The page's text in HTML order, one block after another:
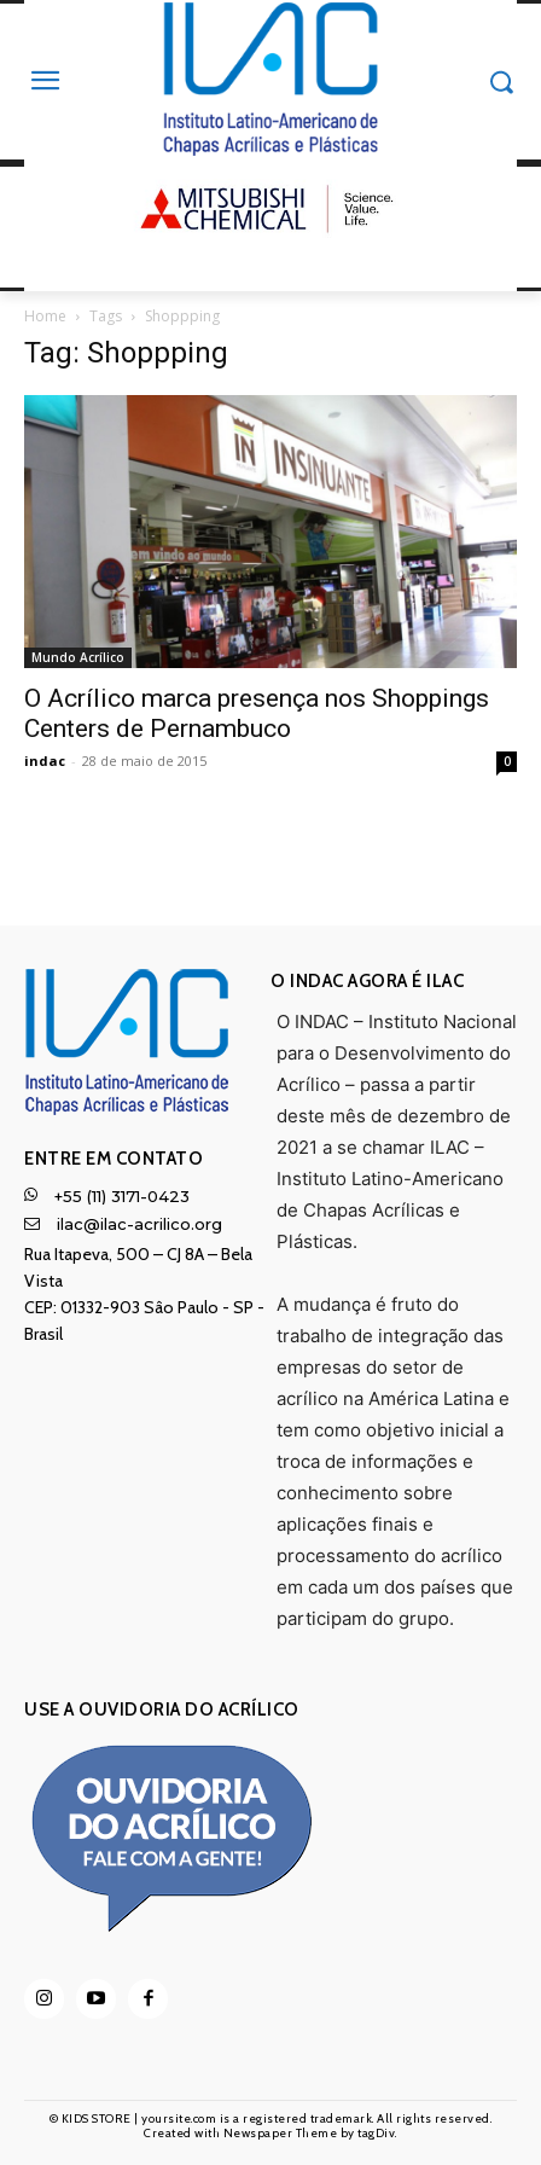
Home Tags Shoppping
Tag: Shoppping
Mundo Acrílico
O Acrílico marca presença nos Shoppings
Centers de Pernambuco
indac - 28 de maio de 2015 0
ENTRE EM CONTATO
+55 (11) 3171-0423
ilac@ilac-acrilico.org
Rua Itapeva, 500 – CJ 8A – Bela
Vista
CEP: 01332-903 Sâo Paulo - SP -
Brasil
O INDAC AGORA É ILAC
O INDAC – Instituto Nacional
para o Desenvolvimento do
Acrílico – passa a partir
deste mês de dezembro de
2021 a se chamar ILAC –
Instituto Latino-Americano
de Chapas Acrílicas e
Plásticas.
A mudança é fruto do
trabalho de integração das
empresas do setor de
acrílico na América Latina e
tem como objetivo inicial a
troca de informações e
conhecimento sobre
aplicações finais e
processamento do acrílico
em cada um dos países que
participam do grupo.
USE A OUVIDORIA DO ACRÍLICO
© KIDS STORE | yoursite.com is a registered trademark. All rights reserved.
Created with Newspaper Theme by tagDiv.